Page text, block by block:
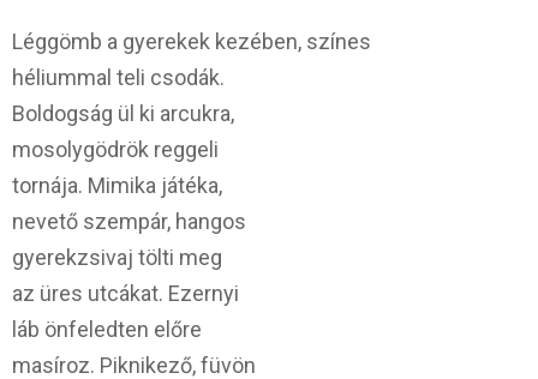
Léggömb a gyerekek kezében, színes
héliummal teli csodák.
Boldogság ül ki arcukra,
mosolygödrök reggeli
tornája. Mimika játéka,
nevető szempár, hangos
gyerekzsivaj tölti meg
az üres utcákat. Ezernyi
láb önfeledten előre
masíroz. Piknikező, füvön